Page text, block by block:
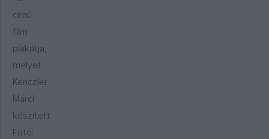
című
film
plakátja,
melyet
Kenczler
Marci
készített
Fotó: